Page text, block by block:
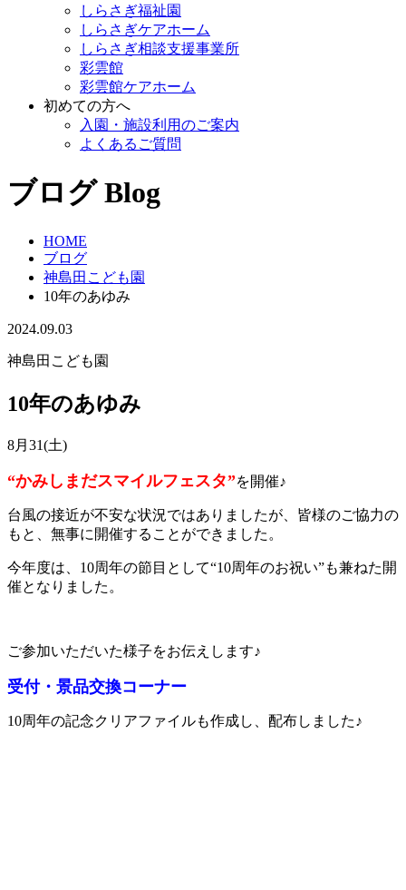
しらさぎ福祉園
しらさぎケアホーム
しらさぎ相談支援事業所
彩雲館
彩雲館ケアホーム
初めての方へ
入園・施設利用のご案内
よくあるご質問
ブログ Blog
HOME
ブログ
神島田こども園
10年のあゆみ
2024.09.03
神島田こども園
10年のあゆみ
8月31(土)
“かみしまだスマイルフェスタ”を開催♪
台風の接近が不安な状況ではありましたが、皆様のご協力の
もと、無事に開催することができました。
今年度は、10周年の節目として“10周年のお祝い”も兼ねた開
催となりました。
ご参加いただいた様子をお伝えします♪
受付・景品交換コーナー
10周年の記念クリアファイルも作成し、配布しました♪